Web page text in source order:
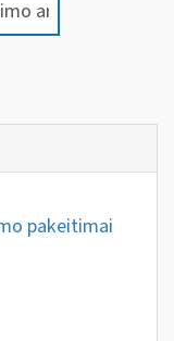
pakeitimai